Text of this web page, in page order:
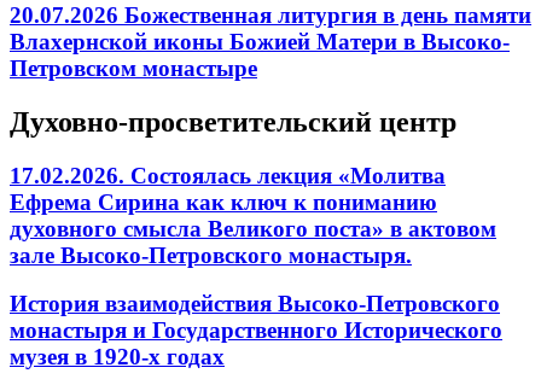
20.07.2026 Божественная литургия в день памяти
Влахернской иконы Божией Матери в Высоко-
Петровском монастыре
Духовно-просветительский центр
17.02.2026. Состоялась лекция «Молитва
Ефрема Сирина как ключ к пониманию
духовного смысла Великого поста» в актовом
зале Высоко-Петровского монастыря.
История взаимодействия Высоко-Петровского
монастыря и Государственного Исторического
музея в 1920-х годах